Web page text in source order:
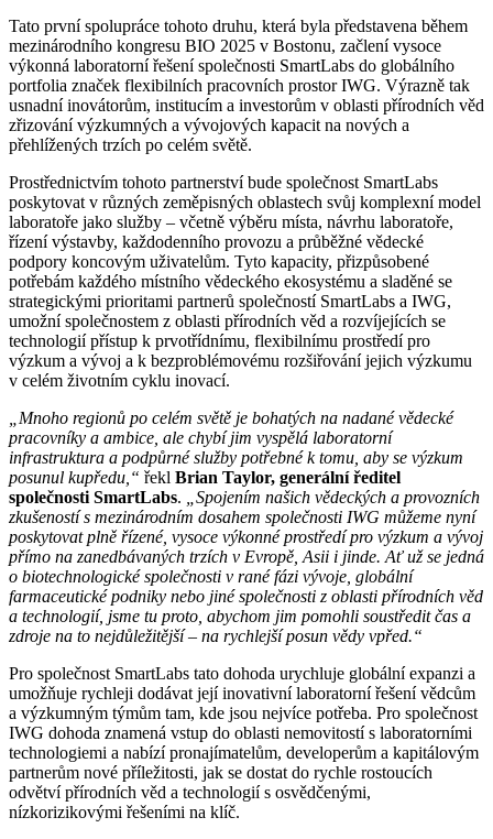
Tato první spolupráce tohoto druhu, která byla představena během
mezinárodního kongresu BIO 2025 v Bostonu, začlení vysoce
výkonná laboratorní řešení společnosti SmartLabs do globálního
portfolia značek flexibilních pracovních prostor IWG. Výrazně tak
usnadní inovátorům, institucím a investorům v oblasti přírodních věd
zřizování výzkumných a vývojových kapacit na nových a
přehlížených trzích po celém světě.
Prostřednictvím tohoto partnerství bude společnost SmartLabs
poskytovat v různých zeměpisných oblastech svůj komplexní model
laboratoře jako služby – včetně výběru místa, návrhu laboratoře,
řízení výstavby, každodenního provozu a průběžné vědecké
podpory koncovým uživatelům. Tyto kapacity, přizpůsobené
potřebám každého místního vědeckého ekosystému a sladěné se
strategickými prioritami partnerů společností SmartLabs a IWG,
umožní společnostem z oblasti přírodních věd a rozvíjejících se
technologií přístup k prvotřídnímu, flexibilnímu prostředí pro
výzkum a vývoj a k bezproblémovému rozšiřování jejich výzkumu
v celém životním cyklu inovací.
„Mnoho regionů po celém světě je bohatých na nadané vědecké
pracovníky a ambice, ale chybí jim vyspělá laboratorní
infrastruktura a podpůrné služby potřebné k tomu, aby se výzkum
posunul kupředu,“ řekl Brian Taylor, generální ředitel
společnosti SmartLabs. „Spojením našich vědeckých a provozních
zkušeností s mezinárodním dosahem společnosti IWG můžeme nyní
poskytovat plně řízené, vysoce výkonné prostředí pro výzkum a vývoj
přímo na zanedbávaných trzích v Evropě, Asii i jinde. Ať už se jedná
o biotechnologické společnosti v rané fázi vývoje, globální
farmaceutické podniky nebo jiné společnosti z oblasti přírodních věd
a technologií, jsme tu proto, abychom jim pomohli soustředit čas a
zdroje na to nejdůležitější – na rychlejší posun vědy vpřed.“
Pro společnost SmartLabs tato dohoda urychluje globální expanzi a
umožňuje rychleji dodávat její inovativní laboratorní řešení vědcům
a výzkumným týmům tam, kde jsou nejvíce potřeba. Pro společnost
IWG dohoda znamená vstup do oblasti nemovitostí s laboratorními
technologiemi a nabízí pronajímatelům, developerům a kapitálovým
partnerům nové příležitosti, jak se dostat do rychle rostoucích
odvětví přírodních věd a technologií s osvědčenými,
nízkorizikovými řešeními na klíč.